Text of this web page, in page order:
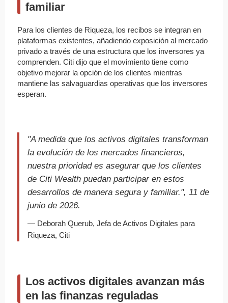
familiar
Para los clientes de Riqueza, los recibos se integran en
plataformas existentes, añadiendo exposición al mercado
privado a través de una estructura que los inversores ya
comprenden. Citi dijo que el movimiento tiene como
objetivo mejorar la opción de los clientes mientras
mantiene las salvaguardias operativas que los inversores
esperan.
"A medida que los activos digitales transforman
la evolución de los mercados financieros,
nuestra prioridad es asegurar que los clientes
de Citi Wealth puedan participar en estos
desarrollos de manera segura y familiar.", 11 de
junio de 2026.
— Deborah Querub, Jefa de Activos Digitales para
Riqueza, Citi
Los activos digitales avanzan más
en las finanzas reguladas